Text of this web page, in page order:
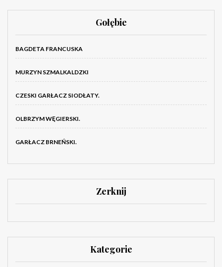
Gołębie
BAGDETA FRANCUSKA
MURZYN SZMALKALDZKI
CZESKI GARŁACZ SIODŁATY.
OLBRZYM WĘGIERSKI.
GARŁACZ BRNEŃSKI.
Zerknij
Kategorie